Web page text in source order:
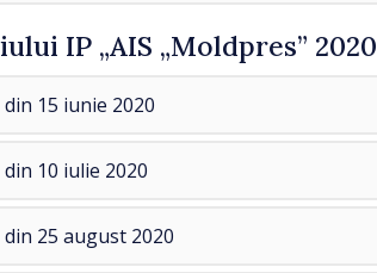
IP „AIS „Moldpres” 2020
15 iunie 2020
10 iulie 2020
25 august 2020